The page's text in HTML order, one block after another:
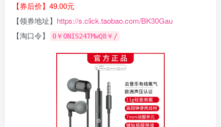
【券后价】49.00元
【领券地址】 https://s.click.taobao.com/BK30Gau
【淘口令】
0￥ONIS24TMwQ8￥/